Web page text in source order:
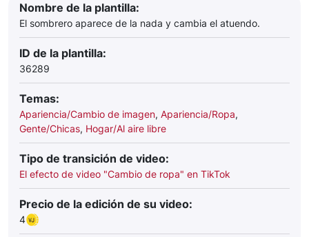
Nombre de la plantilla:
El sombrero aparece de la nada y cambia el atuendo.
ID de la plantilla:
36289
Temas:
Apariencia/Cambio de imagen, Apariencia/Ropa,
Gente/Chicas, Hogar/Al aire libre
Tipo de transición de video:
El efecto de video "Cambio de ropa" en TikTok
Precio de la edición de su video:
4